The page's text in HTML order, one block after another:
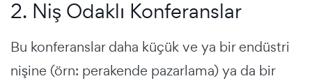
2. Niş Odaklı Konferanslar
Bu konferanslar daha küçük ve ya bir endüstri
nişine (örn: perakende pazarlama) ya da bir